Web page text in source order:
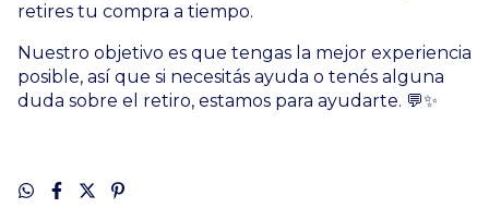
retires tu compra a tiempo.
Nuestro objetivo es que tengas la mejor experiencia
posible, así que si necesitás ayuda o tenés alguna
duda sobre el retiro, estamos para ayudarte. 💬✨